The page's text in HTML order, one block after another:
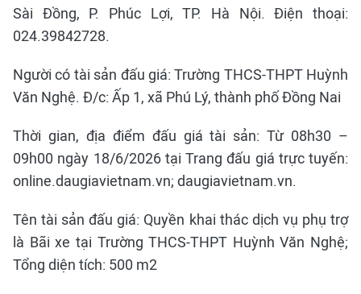
Sài Đồng, P. Phúc Lợi, TP. Hà Nội. Điện thoại:
024.39842728.
Người có tài sản đấu giá: Trường THCS-THPT Huỳnh
Văn Nghệ. Đ/c: Ấp 1, xã Phú Lý, thành phố Đồng Nai
Thời gian, địa điểm đấu giá tài sản: Từ 08h30 –
09h00 ngày 18/6/2026 tại Trang đấu giá trực tuyến:
online.daugiavietnam.vn; daugiavietnam.vn.
Tên tài sản đấu giá: Quyền khai thác dịch vụ phụ trợ
là Bãi xe tại Trường THCS-THPT Huỳnh Văn Nghệ;
Tổng diện tích: 500 m2